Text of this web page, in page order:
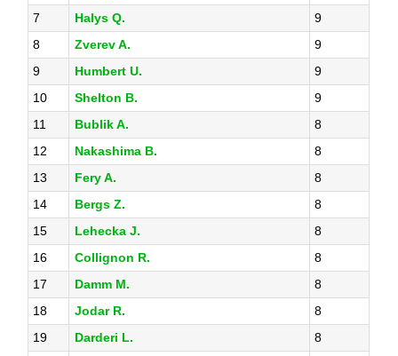
7
Halys Q.
9
8
Zverev A.
9
9
Humbert U.
9
10
Shelton B.
9
11
Bublik A.
8
12
Nakashima B.
8
13
Fery A.
8
14
Bergs Z.
8
15
Lehecka J.
8
16
Collignon R.
8
17
Damm M.
8
18
Jodar R.
8
19
Darderi L.
8